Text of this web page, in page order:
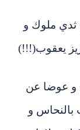
ملوك و
عن
و